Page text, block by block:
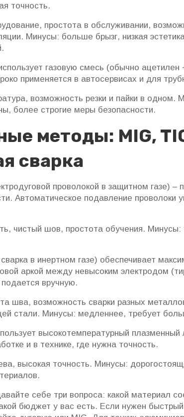
точность.
простота в обслуживании,
Минусы: больше брызг, низкая
газовую смесь (обычно ацетилен
применяется в автосервисах и для
возможность резки и пайки в одном.
более строгие меры безопасности.
методы: MIG,
сварка
проволокой в защитном газе) –
Автоматическое подавление проволоки
чистый шов, простота обучения. Минусы:
в инертном газе) обеспечивает
аркой между невысоким электродом
вручную.
шва, возможность сварки разных
стали. Минусы: медленнее, требует
высокотемпературный плазменный
и в технике, где нужна точность.
высокая точность. Минусы:
себе три вопроса: какой материал
бюджет у вас есть. Если нужен